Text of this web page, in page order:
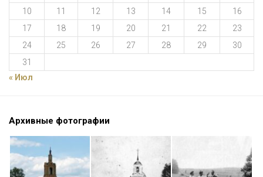
10
11 12 13 14 15
16
17
18 19 20 21 22
23
24
25 26 27 28 29
30
31
« Июл
Архивные фотографии